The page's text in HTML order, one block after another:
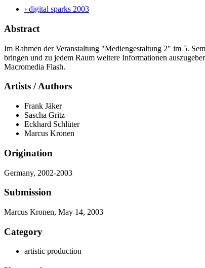
› digital sparks 2003
Abstract
Im Rahmen der Veranstaltung "Mediengestaltung 2" im 5.
bringen und zu jedem Raum weitere Informationen
Macromedia Flash.
Artists / Authors
Frank Jäker
Sascha Gritz
Eckhard Schlüter
Marcus Kronen
Origination
Germany, 2002-2003
Submission
Marcus Kronen, May 14, 2003
Category
artistic production